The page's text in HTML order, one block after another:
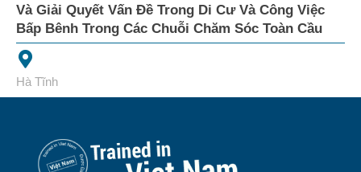
Và Giải Quyết Vấn Đề Trong Di Cư Và Công Việc
Bấp Bênh Trong Các Chuỗi Chăm Sóc Toàn Cầu
Hà Tĩnh